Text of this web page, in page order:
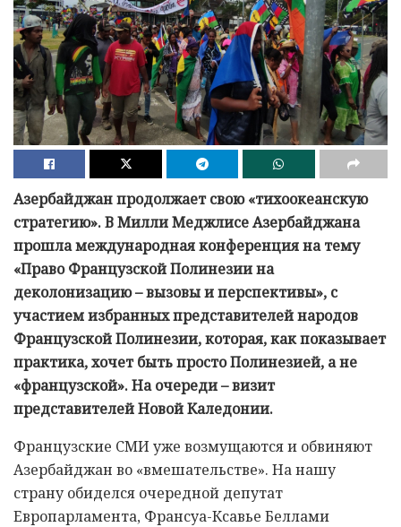
Азербайджан продолжает свою «тихоокеанскую
стратегию». В Милли Меджлисе Азербайджана
прошла международная конференция на тему
«Право Французской Полинезии на
деколонизацию – вызовы и перспективы», с
участием избранных представителей народов
Французской Полинезии, которая, как показывает
практика, хочет быть просто Полинезией, а не
«французской». На очереди – визит
представителей Новой Каледонии.
Французские СМИ уже возмущаются и обвиняют
Азербайджан во «вмешательстве». На нашу
страну обиделся очередной депутат
Европарламента, Франсуа-Ксавье Беллами